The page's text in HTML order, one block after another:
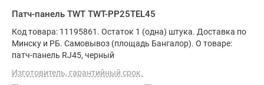
Патч-панель TWT TWT-PP25TEL45
Код товара: 11195861. Остаток 1 (одна) штука. Доставка по
Минску и РБ. Самовывоз (площадь Бангалор). О товаре:
патч-панель RJ45, черный
Изготовитель, гарантийный срок.